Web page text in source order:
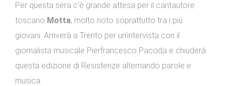
Per questa sera c'è grande attesa per il cantautore
toscano Motta, molto noto soprattutto tra i più
giovani. Arriverà a Trento per un’intervista con il
giornalista musicale Pierfrancesco Pacoda e chiuderà
questa edizione di Resistenze alternando parole e
musica.